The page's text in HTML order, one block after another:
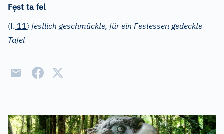
Fẹst|ta|fel
〈f. 11〉 festlich geschmückte, für ein Festessen gedeckte
Tafel